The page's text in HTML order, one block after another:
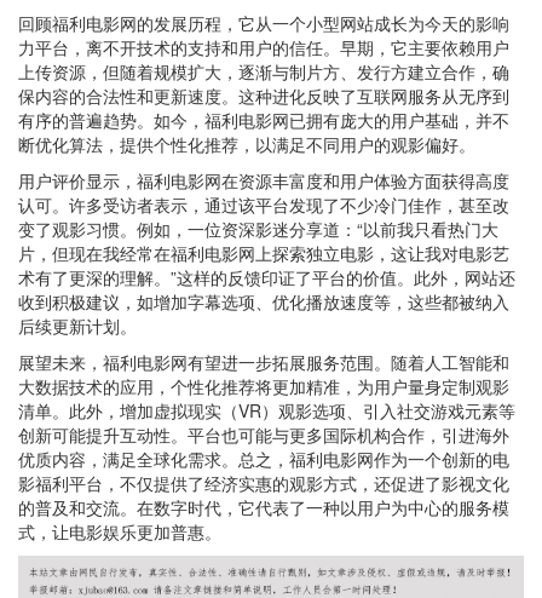
回顾福利电影网的发展历程，它从一个小型网站成长为今天的影响
力平台，离不开技术的支持和用户的信任。早期，它主要依赖用户
上传资源，但随着规模扩大，逐渐与制片方、发行方建立合作，确
保内容的合法性和更新速度。这种进化反映了互联网服务从无序到
有序的普遍趋势。如今，福利电影网已拥有庞大的用户基础，并不
断优化算法，提供个性化推荐，以满足不同用户的观影偏好。
用户评价显示，福利电影网在资源丰富度和用户体验方面获得高度
认可。许多受访者表示，通过该平台发现了不少冷门佳作，甚至改
变了观影习惯。例如，一位资深影迷分享道：“以前我只看热门大
片，但现在我经常在福利电影网上探索独立电影，这让我对电影艺
术有了更深的理解。”这样的反馈印证了平台的价值。此外，网站还
收到积极建议，如增加字幕选项、优化播放速度等，这些都被纳入
后续更新计划。
展望未来，福利电影网有望进一步拓展服务范围。随着人工智能和
大数据技术的应用，个性化推荐将更加精准，为用户量身定制观影
清单。此外，增加虚拟现实（VR）观影选项、引入社交游戏元素等
创新可能提升互动性。平台也可能与更多国际机构合作，引进海外
优质内容，满足全球化需求。总之，福利电影网作为一个创新的电
影福利平台，不仅提供了经济实惠的观影方式，还促进了影视文化
的普及和交流。在数字时代，它代表了一种以用户为中心的服务模
式，让电影娱乐更加普惠。